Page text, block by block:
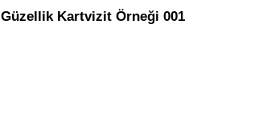
Güzellik Kartvizit Örneği 001